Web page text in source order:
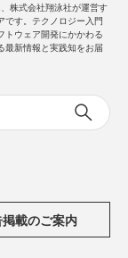
株式会社翔泳社が運営す
です。テクノロジー入門
トウェア開発にかかわる
最新情報と実践知をお届
載のご案内